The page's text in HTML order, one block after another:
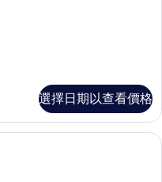
選擇日期以查看價格
行政客房 | 迷你吧、客房內保險